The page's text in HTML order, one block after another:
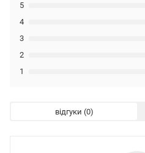
1
2
3
4
5
відгуки